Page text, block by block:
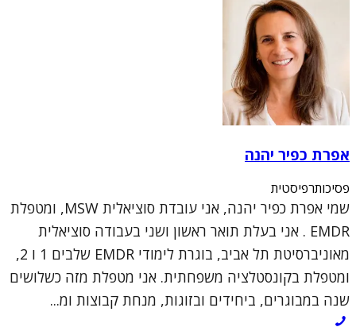
אפרת כפיר יהנה
פסיכותרפיסטית
שמי אפרת כפיר יהנה, אני עובדת סוציאלית MSW, ומטפלת
EMDR . אני בעלת תואר ראשון ושני בעבודה סוציאלית
מאוניברסיטת תל אביב, בוגרת לימודי EMDR שלבים 1 ו 2,
ומטפלת בקונסטלציה משפחתית. אני מטפלת מזה כשלושים
שנה במבוגרים, ביחידים ובזוגות, מנחת קבוצות ומ...